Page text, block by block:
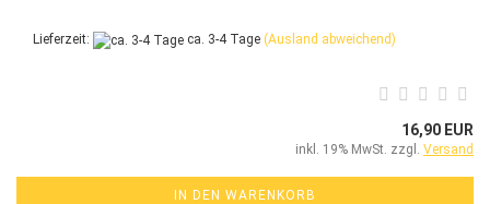
Lieferzeit: ca. 3-4 Tage (Ausland abweichend)
16,90 EUR
inkl. 19% MwSt. zzgl. Versand
IN DEN WARENKORB